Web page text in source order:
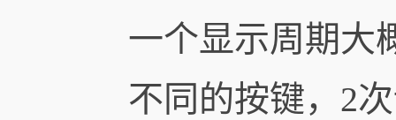
一个显示周期大
不同的按键，2